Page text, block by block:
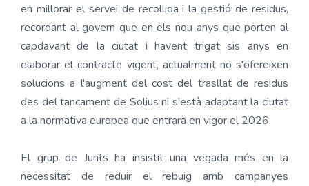
en millorar el servei de recollida i la gestió de residus,
recordant al govern que en els nou anys que porten al
capdavant de la ciutat i havent trigat sis anys en
elaborar el contracte vigent, actualment no s'ofereixen
solucions a l'augment del cost del trasllat de residus
des del tancament de Solius ni s'està adaptant la ciutat
a la normativa europea que entrarà en vigor el 2026.
El grup de Junts ha insistit una vegada més en la
necessitat de reduir el rebuig amb campanyes